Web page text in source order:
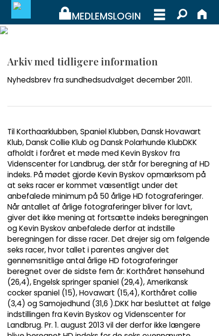
MEDLEMSLOGIN
BLIV MEDLEM
Arkiv med tidligere information
Nyhedsbrev fra sundhedsudvalget december 2011.
Til Korthaarklubben, Spaniel Klubben, Dansk Hovawart
Klub, Dansk Collie Klub og Dansk Polarhunde KlubDKK
afholdt i foråret et møde med Kevin Byskov fra
Videnscenter for Landbrug, der står for beregning af HD
indeks. På mødet gjorde Kevin Byskov opmærksom på
at seks racer er kommet væsentligt under det
anbefalede minimum på 50 årlige HD fotograferinger.
Når antallet af årlige fotograferinger bliver for lavt,
giver det ikke mening at fortsætte indeks beregningen
og Kevin Byskov anbefalede derfor at indstille
beregningen for disse racer. Det drejer sig om følgende
seks racer, hvor tallet i parentes angiver det
gennemsnitlige antal årlige HD fotograferinger
beregnet over de sidste fem år: Korthåret hønsehund
(26,4), Engelsk springer spaniel (29,4), Amerikansk
cocker spaniel (15), Hovawart (15,4), Korthåret collie
(3,4) og Samojedhund (31,6 ).DKK har besluttet at følge
indstillingen fra Kevin Byskov og Videnscenter for
Landbrug. Pr. 1. august 2013 vil der derfor ikke længere